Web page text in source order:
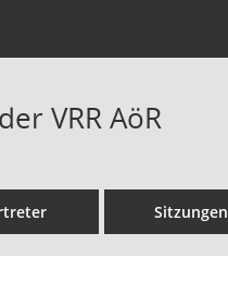
VRR AöR
Sitzungen